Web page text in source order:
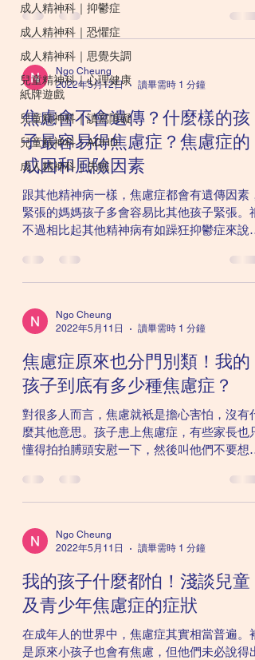
成人精神科｜抑鬱症
成人精神科｜恐懼症
成人精神科｜思覺失調
兒童精神科｜心理健康
紙牌遊戲
兒童精神科｜讀寫障礙
兒童精神科｜ADHD
成人精神科｜失眠
放鬆。從面部的開始，然後到頸部，到肩部，
手臂，胸部，腹部，腿部。每一個部位收緊數
秒，然後再慢慢放鬆，焦慮的情緒也慢慢可以
得到舒緩。 2. 停一停想一想...
Ngo Cheung
2022年5月12日
讀畢需時 1 分鐘
焦慮會不會遺傳？什麼樣的孩
子最容易得焦慮症？焦慮症的
成因和風險因素
跟其他精神病一樣，焦慮症都會有遺傳因素，
緊張的媽媽孩子多會容易比其他孩子緊張。祇
不過相比起其他精神病有如躁狂抑鬱症來說，
定80，孩子小時候所出現的某些性情上的特
徵，也有機會增加長大後患上焦慮症的風險。
Ngo Cheung
2022年5月11日
讀畢需時 1 分鐘
焦慮症原來也分門別類！我的
孩子到底有多少種焦慮症？
對很多人而言，焦慮就衹是擔心害怕，沒有什
麼其他意思。孩子患上焦慮症，有些家長也只
懂得拍拍膊頭安慰一下，然後叫他們不要想太
焦慮性有不同的治療方法，在兒童及青少年患
者當中，最常見的包括有恐懼症（Specific...
Ngo Cheung
2022年5月11日
讀畢需時 1 分鐘
我的孩子什麼都怕！淺談兒童
及青少年焦慮症的症狀
在成年人的世界中，焦慮症其實相當普遍。衹
是原來小孩子也會有焦慮，但他們未必說得出